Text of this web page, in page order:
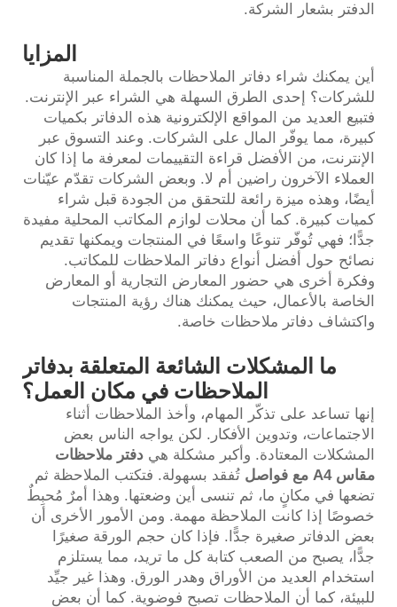
الدفتر بشعار الشركة.
المزايا
أين يمكنك شراء دفاتر الملاحظات بالجملة المناسبة
للشركات؟ إحدى الطرق السهلة هي الشراء عبر الإنترنت.
فتبيع العديد من المواقع الإلكترونية هذه الدفاتر بكميات
كبيرة، مما يوفّر المال على الشركات. وعند التسوق عبر
الإنترنت، من الأفضل قراءة التقييمات لمعرفة ما إذا كان
العملاء الآخرون راضين أم لا. وبعض الشركات تقدّم عيّنات
أيضًا، وهذه ميزة رائعة للتحقق من الجودة قبل شراء
كميات كبيرة. كما أن محلات لوازم المكاتب المحلية مفيدة
جدًّا؛ فهي تُوفّر تنوعًا واسعًا في المنتجات ويمكنها تقديم
نصائح حول أفضل أنواع دفاتر الملاحظات للمكاتب.
وفكرة أخرى هي حضور المعارض التجارية أو المعارض
الخاصة بالأعمال، حيث يمكنك هناك رؤية المنتجات
واكتشاف دفاتر ملاحظات خاصة.
ما المشكلات الشائعة المتعلقة بدفاتر
الملاحظات في مكان العمل؟
إنها تساعد على تذكّر المهام، وأخذ الملاحظات أثناء
الاجتماعات، وتدوين الأفكار. لكن يواجه الناس بعض
المشكلات المعتادة. وأكبر مشكلة هي دفتر ملاحظات
مقاس A4 مع فواصل
تُفقد بسهولة. فتكتب الملاحظة ثم
تضعها في مكانٍ ما، ثم تنسى أين وضعتها. وهذا أمرٌ مُحبِطٌ
خصوصًا إذا كانت الملاحظة مهمة. ومن الأمور الأخرى أن
بعض الدفاتر صغيرة جدًّا. فإذا كان حجم الورقة صغيرًا
جدًّا، يصبح من الصعب كتابة كل ما تريد، مما يستلزم
استخدام العديد من الأوراق وهدر الورق. وهذا غير جيِّد
للبيئة، كما أن الملاحظات تصبح فوضوية. كما أن بعض